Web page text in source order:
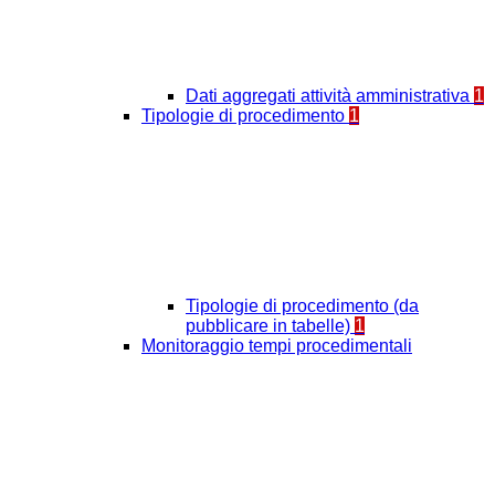
Dati aggregati attività amministrativa 1
Tipologie di procedimento 1
Tipologie di procedimento (da
pubblicare in tabelle) 1
Monitoraggio tempi procedimentali